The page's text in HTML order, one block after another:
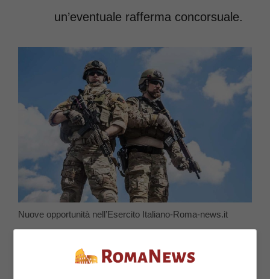
un’eventuale rafferma concorsuale.
Nuove opportunità nell’Esercito Italiano-Roma-news.it
I 6200 postiprevisti dal concorso